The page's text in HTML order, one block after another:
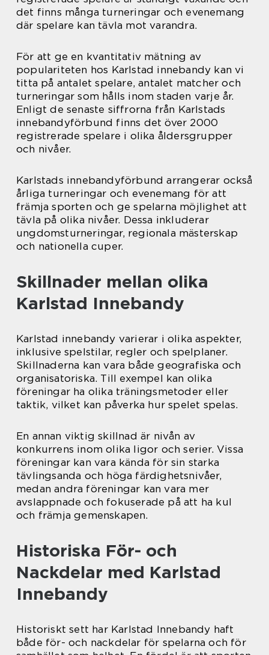
det finns många turneringar och evenemang
där spelare kan tävla mot varandra.
För att ge en kvantitativ mätning av
populariteten hos Karlstad innebandy kan vi
titta på antalet spelare, antalet matcher och
turneringar som hålls inom staden varje år.
Enligt de senaste siffrorna från Karlstads
innebandyförbund finns det över 2000
registrerade spelare i olika åldersgrupper
och nivåer.
Karlstads innebandyförbund arrangerar också
årliga turneringar och evenemang för att
främja sporten och ge spelarna möjlighet att
tävla på olika nivåer. Dessa inkluderar
ungdomsturneringar, regionala mästerskap
och nationella cuper.
Skillnader mellan olika
Karlstad Innebandy
Karlstad innebandy varierar i olika aspekter,
inklusive spelstilar, regler och spelplaner.
Skillnaderna kan vara både geografiska och
organisatoriska. Till exempel kan olika
föreningar ha olika träningsmetoder eller
taktik, vilket kan påverka hur spelet spelas.
En annan viktig skillnad är nivån av
konkurrens inom olika ligor och serier. Vissa
föreningar kan vara kända för sin starka
tävlingsanda och höga färdighetsnivåer,
medan andra föreningar kan vara mer
avslappnade och fokuserade på att ha kul
och främja gemenskapen.
Historiska För- och
Nackdelar med Karlstad
Innebandy
Historiskt sett har Karlstad Innebandy haft
både för- och nackdelar för spelarna och för